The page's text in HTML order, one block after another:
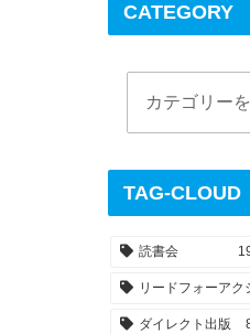
CATEGORY
TAG-CLOUD
読書会
リードフォーアク
ダイレクト出版